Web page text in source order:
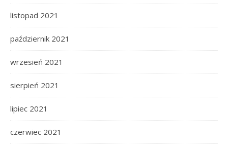
listopad 2021
październik 2021
wrzesień 2021
sierpień 2021
lipiec 2021
czerwiec 2021